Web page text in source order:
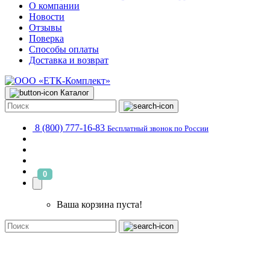
О компании
Новости
Отзывы
Поверка
Способы оплаты
Доставка и возврат
Каталог
8 (800) 777-16-83 Бесплатный звонок по России
0
Ваша корзина пуста!